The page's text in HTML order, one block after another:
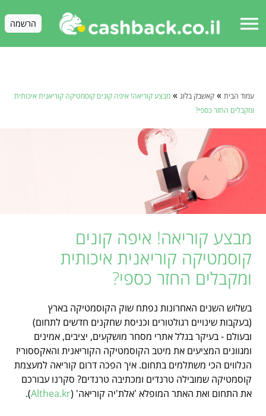
menu הרשמה
עמוד הבית » קאשבק בלוג » מבצע קוריאה! איפה קונים קוסמטיקה קוריאנית איכותית
ומקבלים החזר כספי?
מבצע קוריאה! איפה קונים
קוסמטיקה קוריאנית איכותית
ומקבלים החזר כספי?
בשלוש השנים האחרונות נפתח שוק הקוסמטיקה בארץ
(בעקבות שינויים רגולטורים וכניסת שחקנים חדשים לתחום)
ובעולם - בעיקר בגלל אתרי מסחר מושקעים, יציבים, אמינים
ומגוונים המציעים את מיטב הקוסמטיקה הקוריאנית והאקססוריז
הנלווים הכי משתלמים בתחום. איך הפכה דרום קוריאה למעצמת
קוסמטיקה שמובילה טרנדים ומכתיבה טרנדים? סקרנו עבורכם
את התחום ואת האתר המופלא 'אלת'יה קוריאה' (Althea.kr
).